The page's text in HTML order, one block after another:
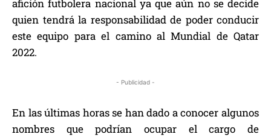
afición futbolera nacional ya que aún no se decide
quien tendrá la responsabilidad de poder conducir
este equipo para el camino al Mundial de Qatar
2022.
- Publicidad -
En las últimas horas se han dado a conocer algunos
nombres que podrían ocupar el cargo de